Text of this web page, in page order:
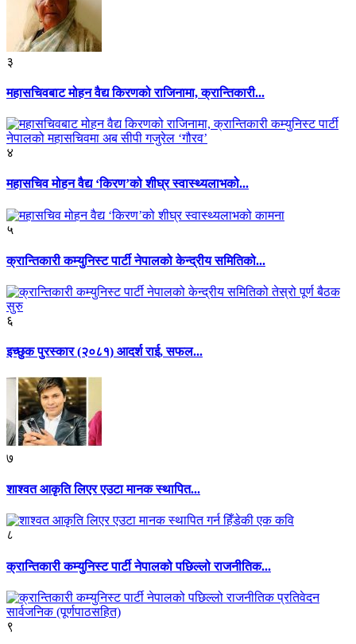
३
महासचिवबाट मोहन वैद्य किरणको राजिनामा, क्रान्तिकारी...
४
महासचिव मोहन वैद्य ‘किरण’को शीघ्र स्वास्थ्यलाभको...
५
क्रान्तिकारी कम्युनिस्ट पार्टी नेपालको केन्द्रीय समितिको...
६
इच्छुक पुरस्कार (२०८१) आदर्श राई, सफल...
७
शाश्वत आकृति लिएर एउटा मानक स्थापित...
८
क्रान्तिकारी कम्युनिस्ट पार्टी नेपालको पछिल्लो राजनीतिक...
९